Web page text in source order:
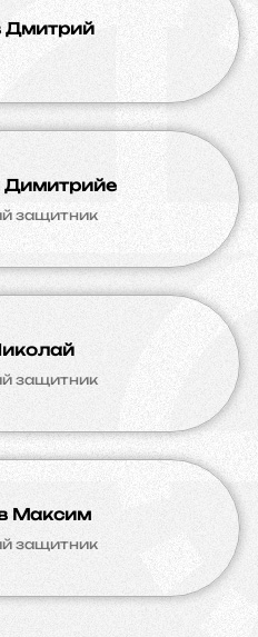
Дмитрий
Димитрийе
защитник
защитник
Максим
защитник